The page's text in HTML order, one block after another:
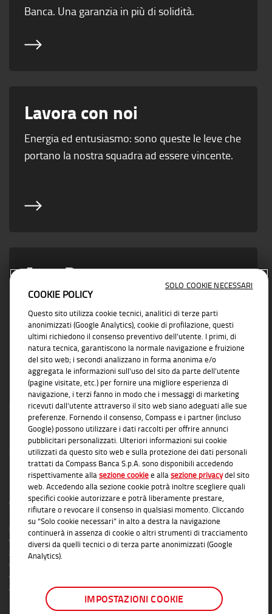
Banca. Una garanzia in più di solidità.
Lavora con noi
Energia ed entusiasmo: sono queste le leve che
portano la nostra squadra ad essere vincente.
Area Partner
Vicino ad ogni esigenza di business con
soluzioni concrete e affidabili
INFORMAZIONI TRASPARENTI
Compass Banca S.p.A., Banca del Gruppo Monte dei Paschi di Siena; P.I. Gruppo IVA
Mediobanca: 10536040966 - Tutti i diritti riservati -Dati Societari- Messaggio
pubblicitario con finalità promozionale. Per le condizioni contrattuali si rimanda ai
documenti informativi disponibili presso le Filiali Compass Banca S.p.A. o presso
gli Agenti in attività finanziaria autorizzati che operano in qualità di intermediari del
credito convenzionati in esclusiva con Compass Banca S.p.A. L'elenco delle Filiali e
delle Agenzie autorizzate è disponibile sul sito
approvazione della richiesta da parte di Compass Banca S.p.A.
COOKIE POLICY
Questo sito utilizza cookie tecnici, analitici di terze parti
anonimizzati (Google Analytics), cookie di profilazione, questi
ultimi richiedono il consenso preventivo dell'utente. I primi, di
natura tecnica, garantiscono la normale navigazione e fruizione
del sito web; i secondi analizzano in forma anonima e/o
aggregata le informazioni sull'uso del sito da parte dell’utente
(pagine visitate, etc.) per fornire una migliore esperienza di
navigazione, i terzi fanno in modo che i messaggi di marketing
ricevuti dall’utente attraverso il sito web siano adeguati alle sue
preferenze. Fornendo il consenso, Compass e i partner (incluso
Google) possono utilizzare i dati raccolti per offrire annunci
pubblicitari personalizzati. Ulteriori informazioni sui cookie
utilizzati da questo sito web e sulla protezione dei dati personali
trattati da Compass Banca S.p.A. sono disponibili accedendo
rispettivamente allasezione cookiee allasezione privacydel sito
web. Accedendo alla sezione cookie potrà inoltre scegliere quali
specifici cookie autorizzare e potrà liberamente prestare,
rifiutare o revocare il consenso in qualsiasi momento. Cliccando
su “Solo cookie necessari” in alto a destra la navigazione
continuerà in assenza di cookie o altri strumenti di tracciamento
diversi da quelli tecnici o di terza parte anonimizzati (Google
Analytics).
IMPOSTAZIONI COOKIE
SOLO COOKIE NECESSARI